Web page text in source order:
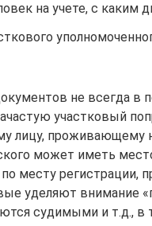
на учете, с каким
не всегда в
участковый
лицу, проживающему
может иметь
месту регистрации,
уделяют внимание
судимыми и т.д., в